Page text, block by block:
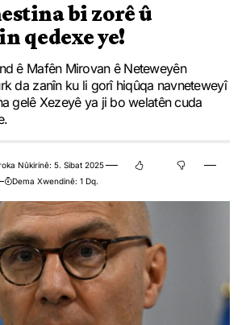
bi zorê û
qedexe ye!
ê Mafên Mirovan ê Neteweyên
da zanîn ku li gorî hiqûqa navneteweyî
gelê Xezeyê ya ji bo welatên cuda
Nûkirinê: 5. Sibat 2025
Dema Xwendinê: 1 Dq.